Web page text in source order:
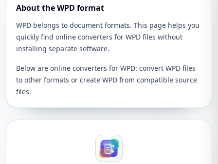
About the WPD format
WPD belongs to document formats. This page helps you
quickly find online converters for WPD files without
installing separate software.
Below are online converters for WPD: convert WPD files
to other formats or create WPD from compatible source
files.